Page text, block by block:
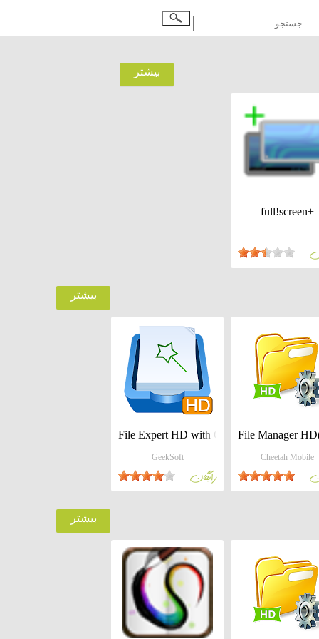
بيشتر
full!screen+
بيشتر
File Manager
Cheetah Mobile
File Expert HD with Clouds
GeekSoft
رايگان
Maxthon
Alarm Clock for Android Pad
بيشتر